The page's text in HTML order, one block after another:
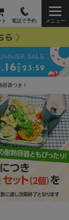
ト 電話で予約 メニュー
器つき！